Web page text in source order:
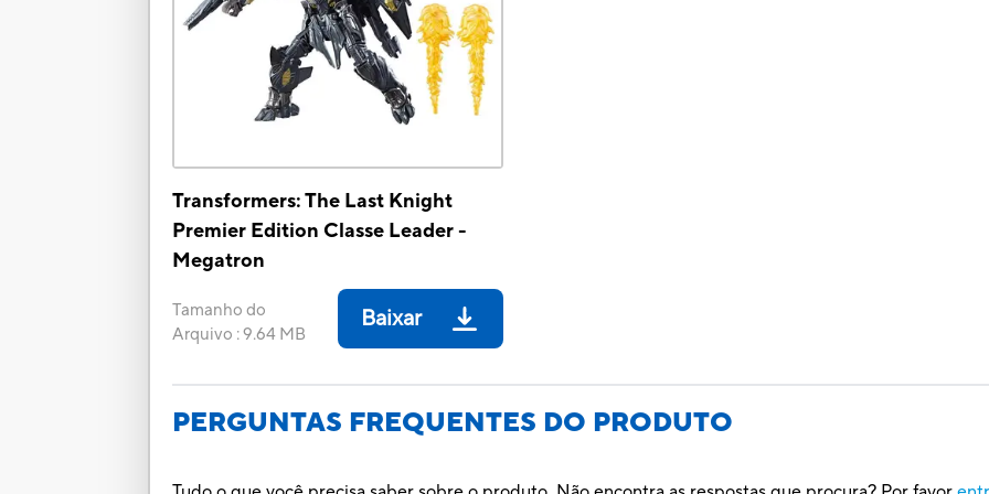
Transformers: The Last Knight
Premier Edition Classe Leader -
Megatron
Tamanho do
Arquivo :9.64 MB
Baixar
PERGUNTAS FREQUENTES DO PRODUTO